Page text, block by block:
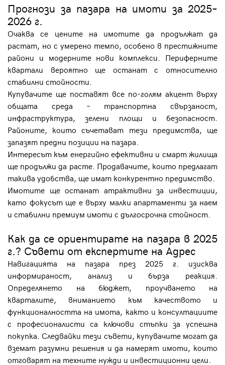
Прогнози за пазара на имоти за 2025–
2026 г.
Очаква се цените на имотите да продължат да
растат, но с умерено темпо, особено в престижните
райони и модерните нови комплекси. Периферните
квартали вероятно ще останат с относително
стабилни стойности.
Купувачите ще поставят все по-голям акцент върху
общата среда – транспортна свързаност,
инфраструктура, зелени площи и безопасност.
Районите, които съчетават тези предимства, ще
запазят предни позиции на пазара.
Интересът към енергийно ефективни и смарт жилища
ще продължи да расте. Продавачите, които предлагат
такива удобства, ще имат конкурентно предимство.
Имотите ще останат атрактивни за инвестиции,
като фокусът ще е върху малки апартаменти за наем
и стабилни премиум имоти с дългосрочна стойност.
Как да се ориентирате на пазара в 2025
г.? Съвети от експертите на Адрес
Навигацията на пазара през 2025 г. изисква
информираност, анализ и бърза реакция.
Определянето на бюджет, проучването на
кварталите, вниманието към качеството и
функционалността на имота, както и консултациите
с професионалисти са ключови стъпки за успешна
покупка. Следвайки тези съвети, купувачите могат да
вземат разумни решения и да намерят имоти, които
отговарят на техните нужди и инвестиционни цели.